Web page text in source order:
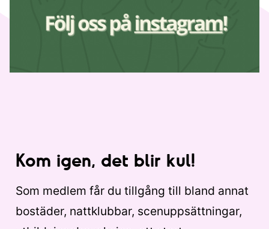
Kom igen, det blir kul!
Som medlem får du tillgång till bland annat
bostäder, nattklubbar, scenuppsättningar,